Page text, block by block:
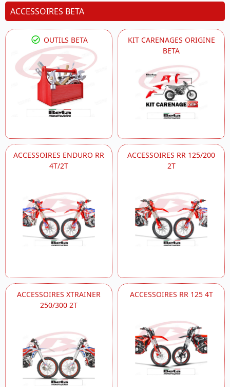
ACCESSOIRES BETA
OUTILS BETA
KIT CARENAGES ORIGINE
BETA
ACCESSOIRES ENDURO RR
4T/2T
ACCESSOIRES RR 125/200
2T
ACCESSOIRES XTRAINER
250/300 2T
ACCESSOIRES RR 125 4T